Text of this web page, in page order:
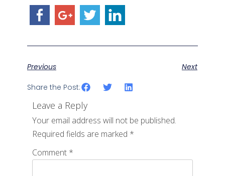
Previous Next
Share the Post:
Leave a Reply
Your email address will not be published.
Required fields are marked *
Comment *